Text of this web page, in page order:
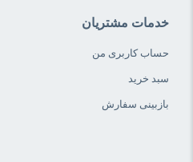
خدمات مشتریان
حساب کاربری من
سبد خرید
بازبینی سفارش